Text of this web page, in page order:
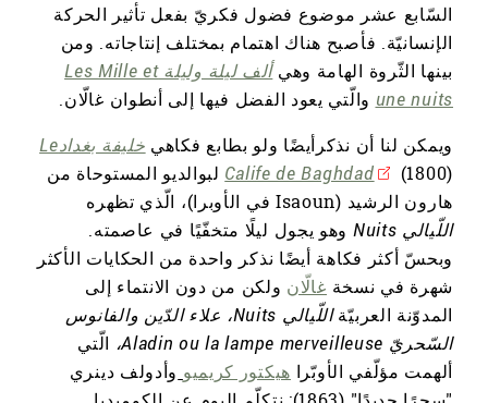
السّابع عشر موضوع فضول فكريّ بفعل تأثير الحركة
الإنسانيّة. فأصبح هناك اهتمام بمختلف إنتاجاته. ومن
بينها الثّروة الهامة وهي
ألف ليلة وليلة Les Mille et
une nuitsوالّتي يعود الفضل فيها إلى أنطوان غالّان.
ويمكن لنا أن نذكرأيضًا ولو بطابع فكاهي
خليفة بغدادLe
Calife de Baghdad(1800) لبوالديو المستوحاة من
هارون الرشيد (Isaoun في الأوبرا)، الّذي تظهره
اللّيالي Nuits
وهو يجول ليلًا متخفّيًا في عاصمته.
وبحسّ أكثر فكاهة أيضًا نذكر واحدة من الحكايات الأكثر
شهرة في نسخة غالّانولكن من دون الانتماء إلى
المدوّنة العربيّة
اللّيالي Nuits، علاء الدّين والفانوس
السّحريّ Aladin ou la lampe merveilleuse،
الّتي
ألهمت مؤلّفي الأوبّرا هيكتور كريميو وأدولف دينري